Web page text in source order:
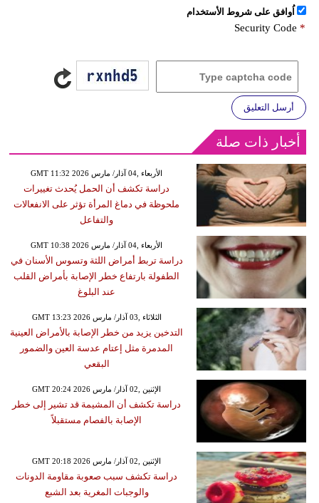
اُوافق على شروط الأستخدام
Security Code *
أرسل التعليق
أخبار ذات صلة
GMT 11:32 2026 الأربعاء ,04 آذار/ مارس
دراسة تكشف أن الحمل يُحدث تغييرات
ملحوظة في دماغ المرأة تؤثر على الانفعالات
والتفاعل
GMT 10:38 2026 الأربعاء ,04 آذار/ مارس
دراسة تربط أمراض اللثة وتسوس الأسنان في
الطفولة بارتفاع خطر الإصابة بأمراض القلب
عند البلوغ
GMT 13:23 2026 الثلاثاء ,03 آذار/ مارس
التدخين يزيد من خطر الإصابة بالأمراض العينية
المدمرة مثل إعتام عدسة العين والضمور
البقعي
GMT 20:24 2026 الإثنين ,02 آذار/ مارس
دراسة تكشف أن المشيمة قد تشير إلى خطر
الإصابة بالفصام مستقبلاً
GMT 20:18 2026 الإثنين ,02 آذار/ مارس
دراسة تكشف سبب صعوبة مقاومة الدونات
والوجبات المغرية بعد الشبع